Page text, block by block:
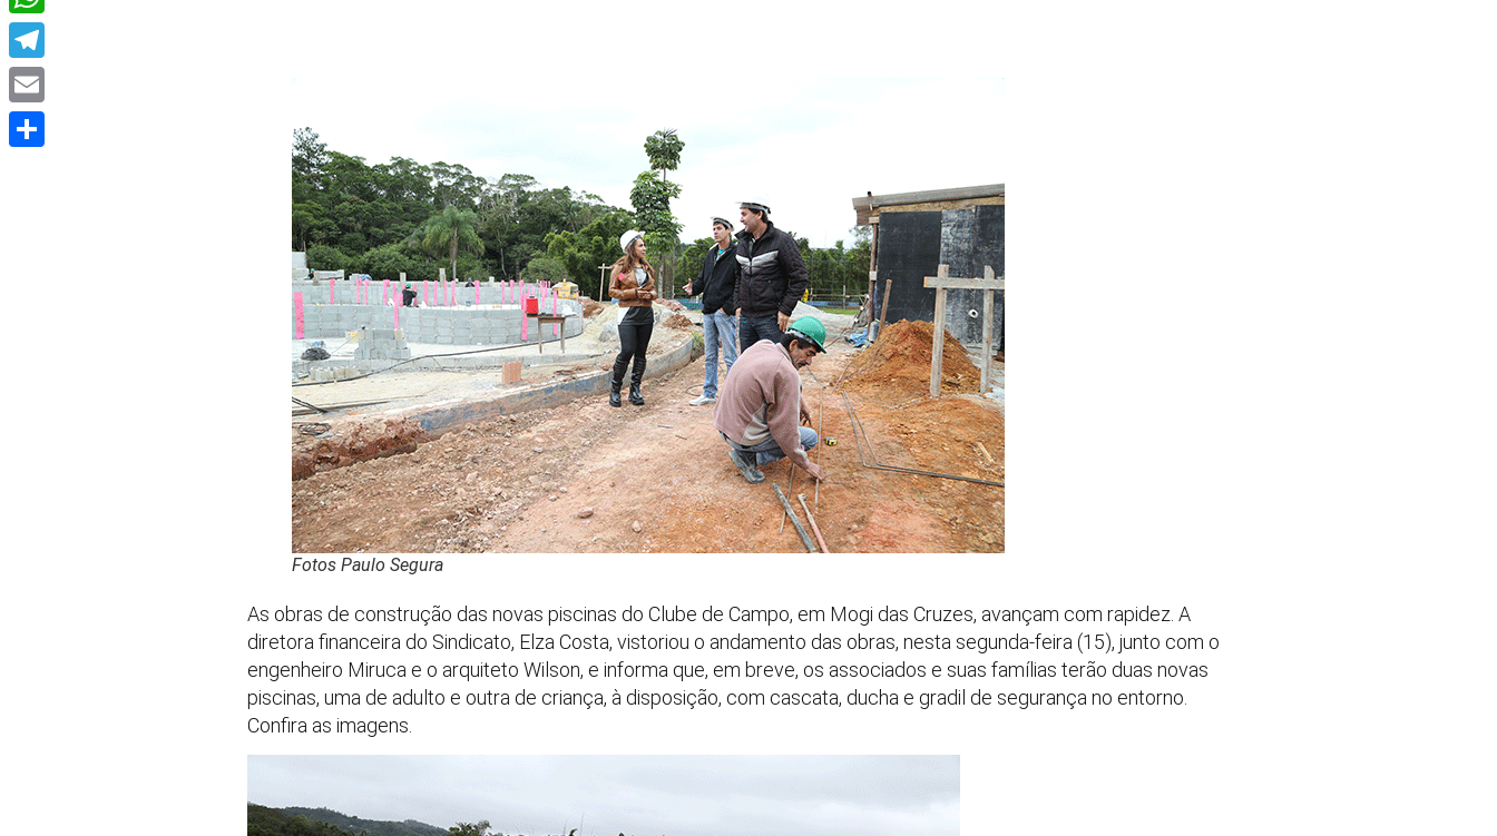
Fotos Paulo Segura
As obras de construção das novas piscinas do Clube de Campo, em Mogi das Cruzes, avançam com rapidez. A
diretora financeira do Sindicato, Elza Costa, vistoriou o andamento das obras, nesta segunda-feira (15), junto com o
engenheiro Miruca e o arquiteto Wilson, e informa que, em breve, os associados e suas famílias terão duas novas
piscinas, uma de adulto e outra de criança, à disposição, com cascata, ducha e gradil de segurança no entorno.
Confira as imagens.
WhatsApp
Telegram
Email